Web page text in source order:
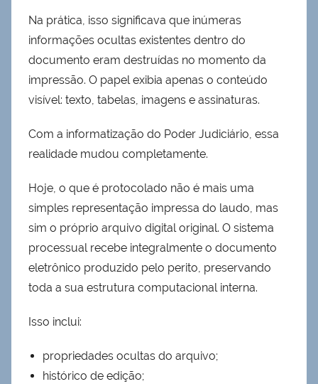
Na prática, isso significava que inúmeras
informações ocultas existentes dentro do
documento eram destruídas no momento da
impressão. O papel exibia apenas o conteúdo
visível: texto, tabelas, imagens e assinaturas.
Com a informatização do Poder Judiciário, essa
realidade mudou completamente.
Hoje, o que é protocolado não é mais uma
simples representação impressa do laudo, mas
sim o próprio arquivo digital original. O sistema
processual recebe integralmente o documento
eletrônico produzido pelo perito, preservando
toda a sua estrutura computacional interna.
Isso inclui:
propriedades ocultas do arquivo;
histórico de edição;